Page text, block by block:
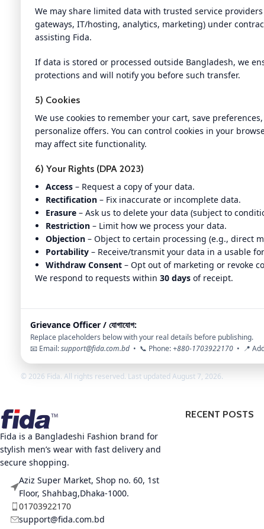
We may share limited data with trusted service
gateways, IT/hosting, analytics, marketing) under
assisting Fida.
If data is stored or processed outside Bangladesh, we
protections and will notify you before such transfer.
5) Cookies
We use cookies to remember your cart, save
personalize offers. You can control cookies in your
may affect site functionality.
6) Your Rights (DPA 2023)
Access – Request a copy of your data.
Rectification – Fix inaccurate or incomplete data.
Erasure – Ask us to delete your data (subject to
Restriction – Limit how we process your data.
Objection – Object to certain processing (e.g., direct
Portability – Receive/transmit your data in a usable
Withdraw Consent – Opt out of marketing or revoke
We respond to requests within 30 days of receipt.
Grievance Officer / যোগাযোগ:
Replace placeholders below with your real details before publishing.
📧 Email:support@fida.com.bd • 📞 Phone:+880-1703922170 • 📍
© 2026 Fida. All rights reserved. Last updated August 7, 2026.
Fida is a Bangladeshi Fashion brand for
stylish men’s wear with fast delivery and
secure shopping.
Aziz Super Market, Shop no. 60, 1st
Floor, Shahbag,Dhaka-1000.
01703922170
support@fida.com.bd
RECENT POSTS